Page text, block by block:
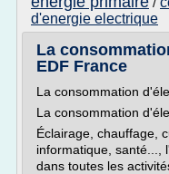
d'energie electrique
La
EDF France
La consommation
La consommation
Éclairage, chauffage,
informatique, santé...,
dans toutes les